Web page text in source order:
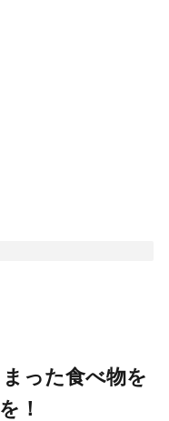
った食べ物を
！